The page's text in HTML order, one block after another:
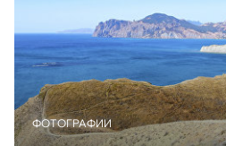
ФОТОГРАФИИ